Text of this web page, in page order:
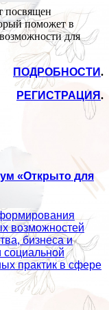
посвящен
поможет в
для
ПОДРОБНОСТИ.
РЕГИСТРАЦИЯ.
«Открыто для
возможностей
бизнеса и
социальной
практик в сфере